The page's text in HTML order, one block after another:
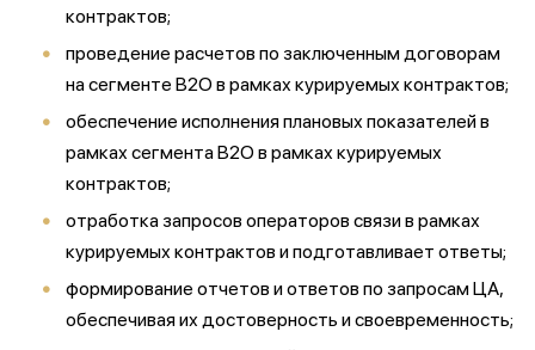
контрактов;
проведение расчетов по заключенным договорам
на сегменте В2О в рамках курируемых контрактов;
обеспечение исполнения плановых показателей в
рамках сегмента В2О в рамках курируемых
контрактов;
отработка запросов операторов связи в рамках
курируемых контрактов и подготавливает ответы;
формирование отчетов и ответов по запросам ЦА,
обеспечивая их достоверность и своевременность;